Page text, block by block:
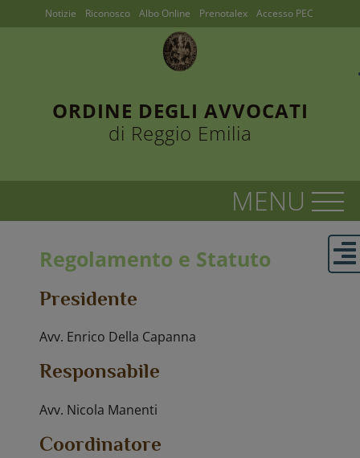
ORDINE DEGLI AVVOCATI
di Reggio Emilia
Notizie Riconosco Albo Online Prenotalex Accesso PEC
Regolamento e Statuto
Presidente
Avv. Enrico Della Capanna
Responsabile
Avv. Nicola Manenti
Coordinatore